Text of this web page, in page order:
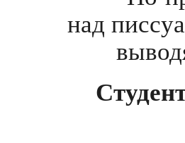
над